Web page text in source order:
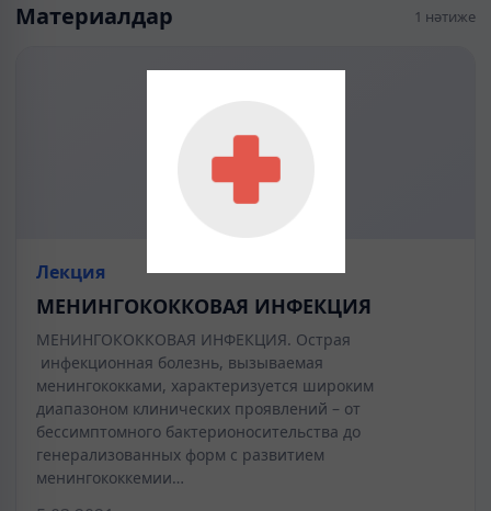
Материалдар 1 нәтиже
Лекция
МЕНИНГОКОККОВАЯ ИНФЕКЦИЯ
МЕНИНГОКОККОВАЯ ИНФЕКЦИЯ. Острая
инфекционная болезнь, вызываемая
менингококками, характеризуется широким
диапазоном клинических проявлений – от
бессимптомного бактерионосительства до
генерализованных форм с развитием
менингококкемии…